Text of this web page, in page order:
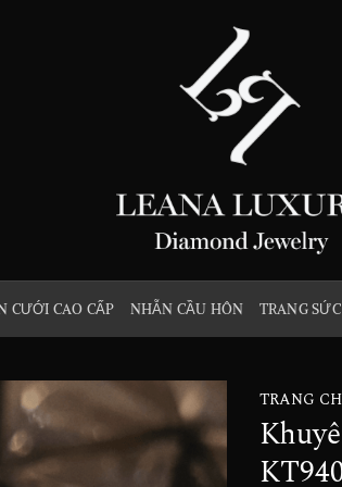
CƯỚI CAO CẤP NHẪN CẦU HÔN TRANG
wishlist
TRANG